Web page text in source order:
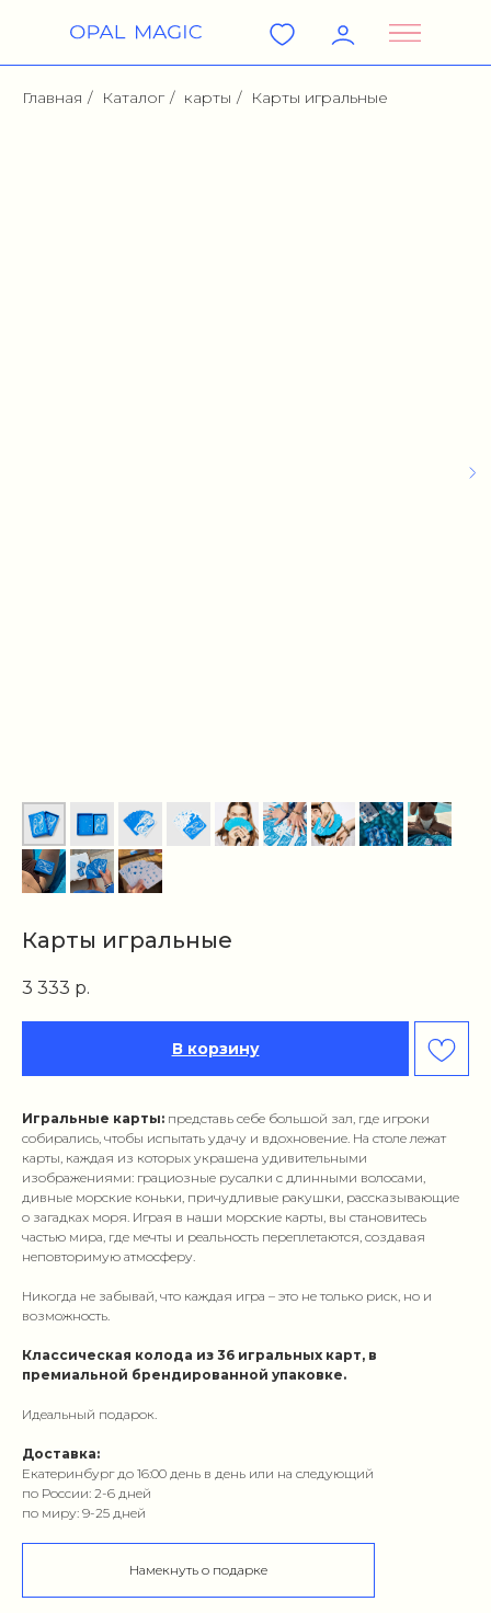
Главная / Каталог / карты / Карты игральные
Карты игральные
3 333 р.
В корзину
Игральные карты: представь себе большой зал, где игроки
собирались, чтобы испытать удачу и вдохновение. На столе лежат
карты, каждая из которых украшена удивительными
изображениями: грациозные русалки с длинными волосами,
дивные морские коньки, причудливые ракушки, рассказывающие
о загадках моря. Играя в наши морские карты, вы становитесь
частью мира, где мечты и реальность переплетаются, создавая
неповторимую атмосферу.
Никогда не забывай, что каждая игра – это не только риск, но и
возможность.
Классическая колода из 36 игральных карт, в
премиальной брендированной упаковке.
Идеальный подарок.
Доставка:
Екатеринбург до 16:00 день в день или на следующий
по России: 2-6 дней
по миру: 9-25 дней
Намекнуть о подарке